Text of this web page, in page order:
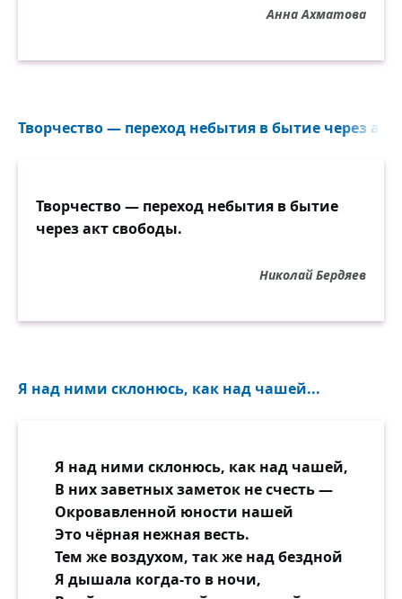
Анна Ахматова
Творчество — переход небытия в бытие через
Творчество — переход небытия в бытие
через акт свободы.
Николай Бердяев
Я над ними склонюсь, как над чашей...
Я над ними склонюсь, как над чашей,
В них заветных заметок не счесть —
Окровавленной юности нашей
Это чёрная нежная весть.
Тем же воздухом, так же над бездной
Я дышала когда-то в ночи,